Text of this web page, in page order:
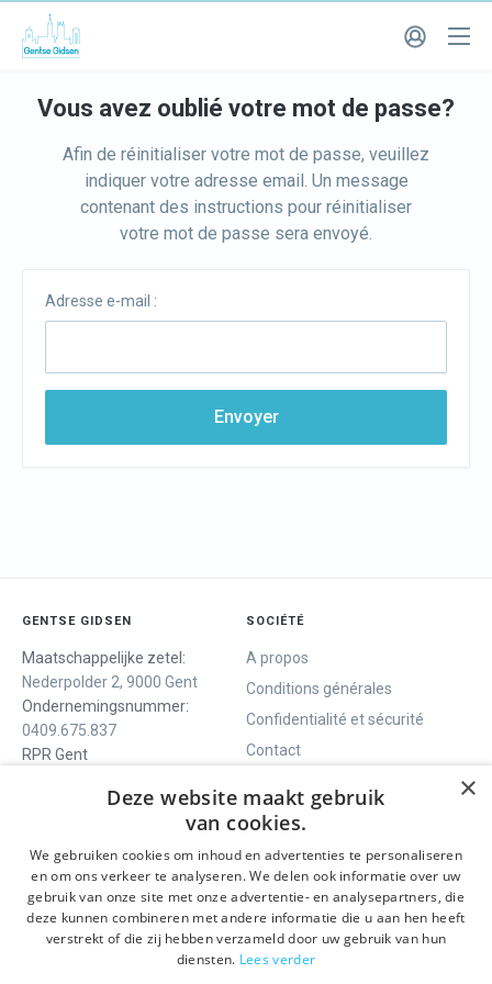
Vous avez oublié votre mot de passe?
Afin de réinitialiser votre mot de passe, veuillez
indiquer votre adresse email. Un message
contenant des instructions pour réinitialiser
votre mot de passe sera envoyé.
Adresse e-mail :
Envoyer
GENTSE GIDSEN
Maatschappelijke zetel:
Nederpolder 2, 9000 Gent
Ondernemingsnummer:
0409.675.837
RPR Gent
SOCIÉTÉ
A propos
Conditions générales
Confidentialité et sécurité
Contact
Visites guidées
Gand en un jour
Visite guidée du centre
SOCIALS
Facebook
Instagram
LinkedIn
×
Deze website maakt gebruik
van cookies.
We gebruiken cookies om inhoud en advertenties te personaliseren
en om ons verkeer te analyseren. We delen ook informatie over uw
gebruik van onze site met onze advertentie- en analysepartners, die
deze kunnen combineren met andere informatie die u aan hen heeft
verstrekt of die zij hebben verzameld door uw gebruik van hun
diensten. Lees verder